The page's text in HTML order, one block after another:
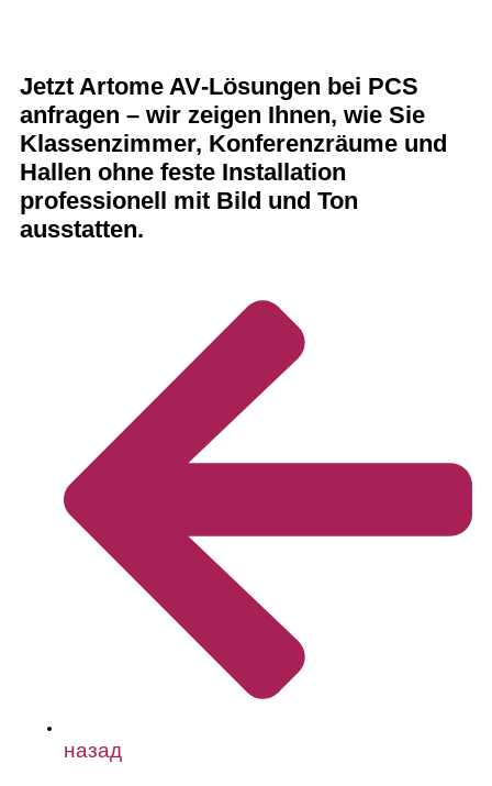
Jetzt Artome AV‑Lösungen bei PCS
anfragen – wir zeigen Ihnen, wie Sie
Klassenzimmer, Konferenzräume und
Hallen ohne feste Installation
professionell mit Bild und Ton
ausstatten.
назад